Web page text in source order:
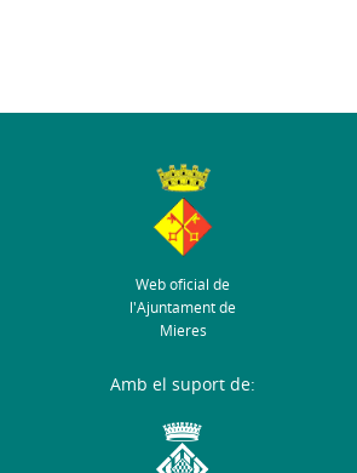
Web oficial de
l'Ajuntament de
Mieres
Amb el suport de: